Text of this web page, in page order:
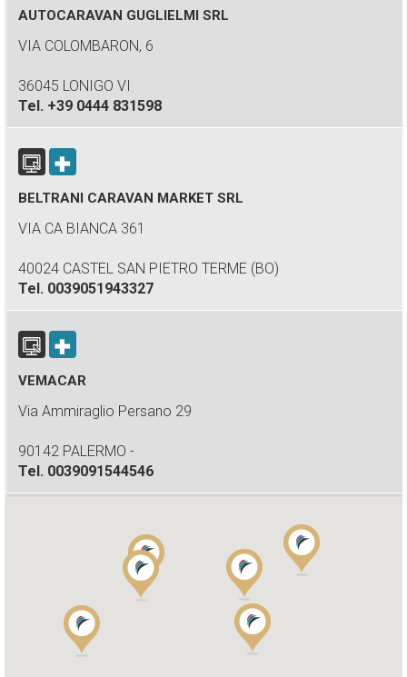
AUTOCARAVAN GUGLIELMI SRL
VIA COLOMBARON, 6
36045 LONIGO VI
Tel. +39 0444 831598
BELTRANI CARAVAN MARKET SRL
VIA CA BIANCA 361
40024 CASTEL SAN PIETRO TERME (BO)
Tel. 0039051943327
VEMACAR
Via Ammiraglio Persano 29
90142 PALERMO -
Tel. 0039091544546